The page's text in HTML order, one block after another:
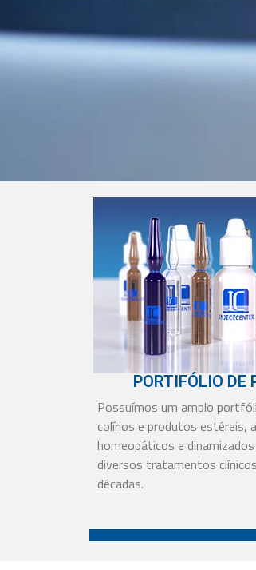
PASSO A
Está com dúvidas para
Nós preparamos um
como comprar
Clique aqui e veja
prático!
Clique aqui
PORTIFÓLIO DE
Possuímos um amplo
colírios e produtos estéreis,
homeopáticos e
diversos tratamentos
décadas.